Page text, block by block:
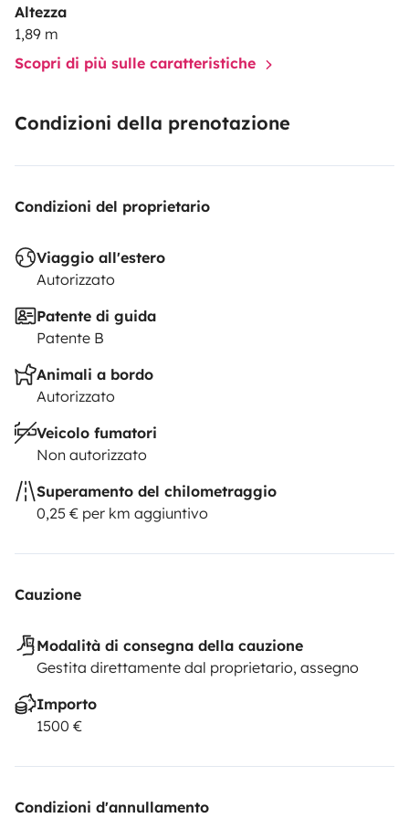
Altezza
1,89 m
Scopri di più sulle caratteristiche
Condizioni della prenotazione
Condizioni del proprietario
Viaggio all'estero
Autorizzato
Patente di guida
Patente B
Animali a bordo
Autorizzato
Veicolo fumatori
Non autorizzato
Superamento del chilometraggio
0,25 € per km aggiuntivo
Cauzione
Modalità di consegna della cauzione
Gestita direttamente dal proprietario, assegno
Importo
1500 €
Condizioni d'annullamento